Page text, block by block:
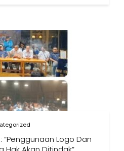
“Penggunaan Logo Dan